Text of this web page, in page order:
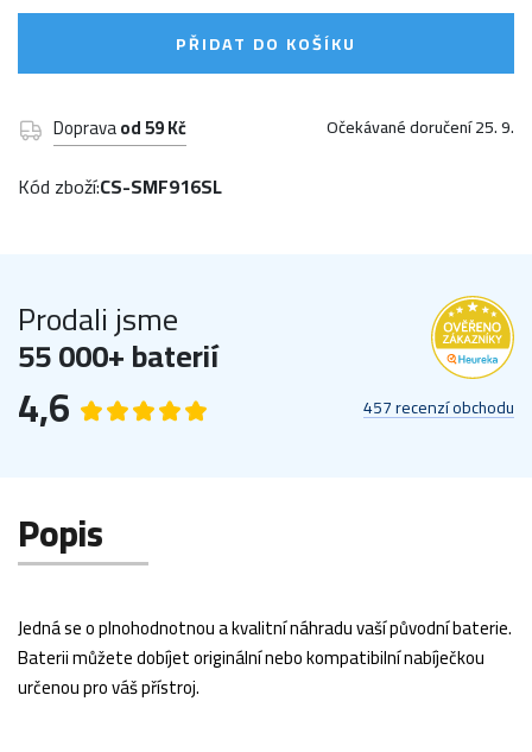
PŘIDAT DO KOŠÍKU
Dopravaod 59 Kč Očekávané doručení 25. 9.
Kód zboží:CS-SMF916SL
Prodali jsme
55 000+ baterií
4,6 457 recenzí obchodu
Popis
Jedná se o plnohodnotnou a kvalitní náhradu vaší původní baterie.
Baterii můžete dobíjet originální nebo kompatibilní nabíječkou
určenou pro váš přístroj.